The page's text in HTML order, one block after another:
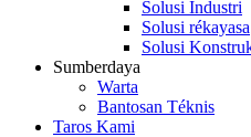
Solusi Industri
Solusi rékayasa
Solusi
Sumberdaya
Warta
Bantosan Téknis
Taros Kami